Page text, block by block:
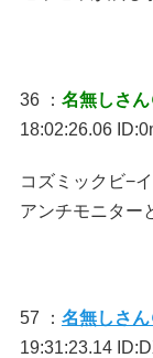
36 ： 名無しさん
18:02:26.06
コズミックビ−
アンチモニター
57 ： 名無しさん
19:31:23.14